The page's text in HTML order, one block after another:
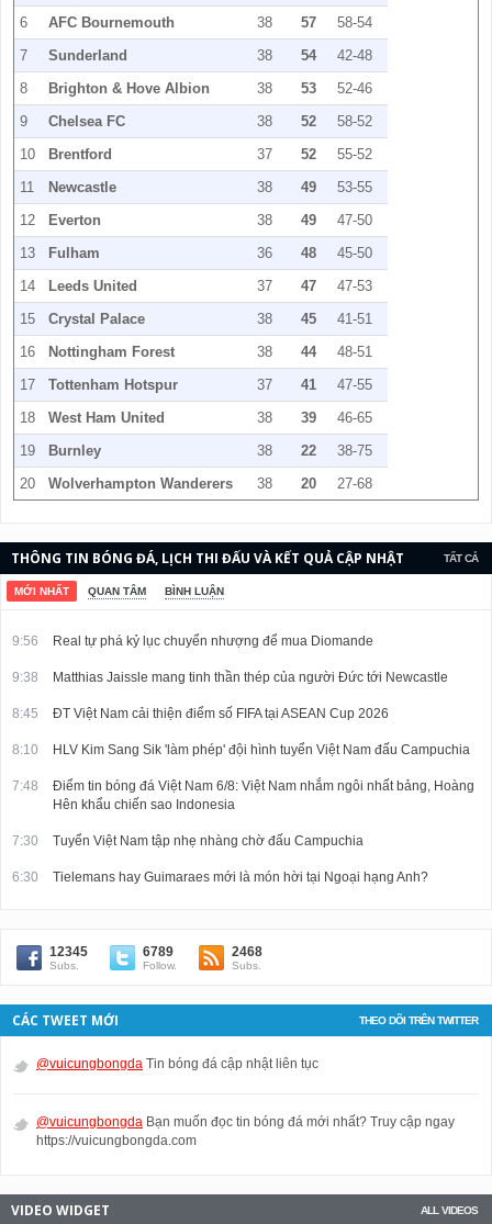
6
AFC Bournemouth 38 57
58-54
7
Sunderland 38 54
42-48
8
Brighton & Hove Albion 38 53
52-46
9
Chelsea FC 38 52
58-52
10
Brentford 37 52
55-52
11
Newcastle 38 49
53-55
12
Everton 38 49
47-50
13
Fulham 36 48
45-50
14
Leeds United 37 47
47-53
15
Crystal Palace 38 45
41-51
16
Nottingham Forest 38 44
48-51
17
Tottenham Hotspur 37 41
47-55
18
West Ham United 38 39
46-65
19
Burnley 38 22
38-75
20
Wolverhampton Wanderers 38 20 27-68
TẤT CẢ
THÔNG TIN BÓNG ĐÁ, LỊCH THI ĐẤU VÀ KẾT QUẢ CẬP NHẬT
LIÊN TỤC.
MỚI NHẤT QUAN TÂM BÌNH LUẬN
9:56 Real tự phá kỷ lục chuyển nhượng để mua Diomande
9:38 Matthias Jaissle mang tinh thần thép của người Đức tới Newcastle
8:45 ĐT Việt Nam cải thiện điểm số FIFA tại ASEAN Cup 2026
8:10 HLV Kim Sang Sik 'làm phép' đội hình tuyển Việt Nam đấu Campuchia
7:48
Điểm tin bóng đá Việt Nam 6/8: Việt Nam nhắm ngôi nhất bảng, Hoàng
Hên khẩu chiến sao Indonesia
7:30 Tuyển Việt Nam tập nhẹ nhàng chờ đấu Campuchia
6:30 Tielemans hay Guimaraes mới là món hời tại Ngoại hạng Anh?
12345
Subs.
6789
Follow.
2468
Subs.
THEO DÕI TRÊN TWITTER
CÁC TWEET MỚI
@vuicungbongda Tin bóng đá cập nhật liên tục
@vuicungbongda Bạn muốn đọc tin bóng đá mới nhất? Truy cập ngay
https://vuicungbongda.com
ALL VIDEOS
VIDEO WIDGET